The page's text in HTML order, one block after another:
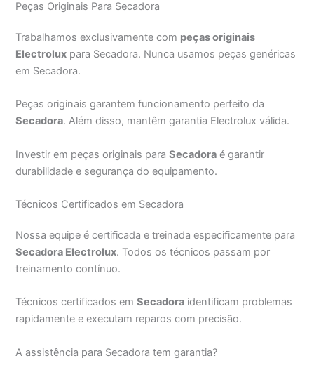
Peças Originais Para Secadora
Trabalhamos exclusivamente com peças originais
Electrolux para Secadora. Nunca usamos peças genéricas
em Secadora.
Peças originais garantem funcionamento perfeito da
Secadora. Além disso, mantêm garantia Electrolux válida.
Investir em peças originais paraSecadora é garantir
durabilidade e segurança do equipamento.
Técnicos Certificados em Secadora
Nossa equipe é certificada e treinada especificamente para
Secadora Electrolux. Todos os técnicos passam por
treinamento contínuo.
Técnicos certificados emSecadora identificam problemas
rapidamente e executam reparos com precisão.
A assistência para Secadora tem garantia?